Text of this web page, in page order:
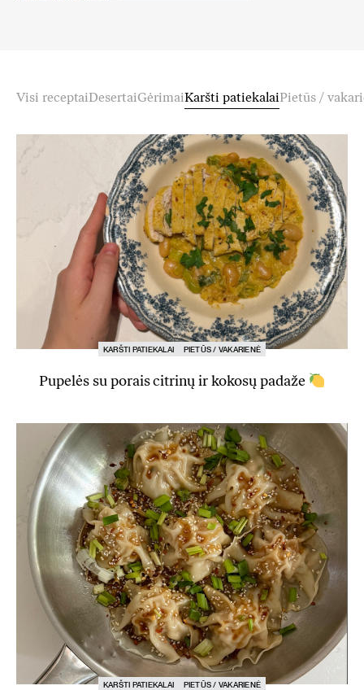
Visi receptaiDesertaiGėrimaiKaršti patiekalaiPietūs /
KARŠTI PATIEKALAI PIETŪS / VAKARIENĖ
Pupelės su porais citrinų ir kokosų padaže
KARŠTI PATIEKALAI PIETŪS / VAKARIENĖ